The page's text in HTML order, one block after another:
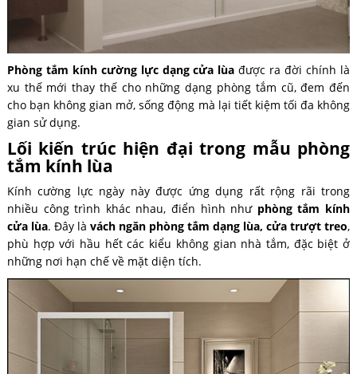
Phòng tắm kính cường lực dạng cửa lùa được ra đời chính là
xu thế mới thay thế cho những dạng phòng tắm cũ, đem đến
cho bạn không gian mở, sống động mà lại tiết kiệm tối đa không
gian sử dụng.
Lối kiến trúc hiện đại trong mẫu phòng
tắm kính lùa
Kính cường lực ngày này được ứng dụng rất rộng rãi trong
nhiều công trình khác nhau, điển hình như phòng tắm kính
cửa lùa. Đây là vách ngăn phòng tắm dạng lùa, cửa trượt treo,
phù hợp với hầu hết các kiểu không gian nhà tắm, đặc biệt ở
những nơi hạn chế về mặt diện tích.